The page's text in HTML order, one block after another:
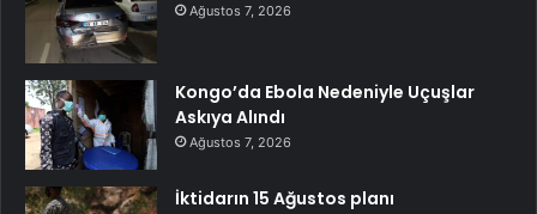
Ağustos 7, 2026
Kongo’da Ebola Nedeniyle Uçuşlar
Askıya Alındı
Ağustos 7, 2026
İktidarın 15 Ağustos planı